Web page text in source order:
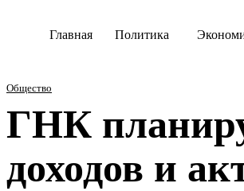
Главная Политика
Общество
ГНК
доходов и